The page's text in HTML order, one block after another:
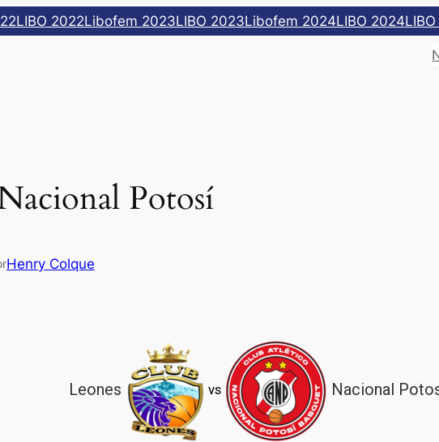
LIBO 2022Libofem 2023LIBO 2023Libofem 2024LIBO 2024
Potosí
Henry Colque
Leones vs Nacional